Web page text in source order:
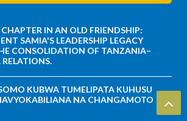
IN AN OLD FRIENDSHIP:
SAMIA'S LEADERSHIP LEGACY
CONSOLIDATION OF TANZANIA–
RELATIONS.
KUBWA TUMELIPATA KUHUSU
NA CHANGAMOTO